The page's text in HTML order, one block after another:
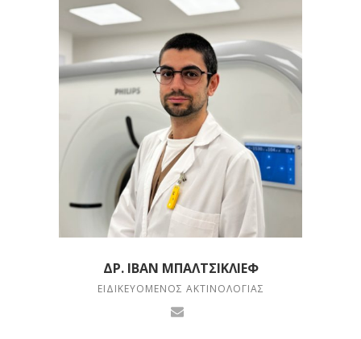
ΔΡ. ΙΒΆΝ ΜΠΑΛΤΣΙΚΛΙΈΦ
ΕΙΔΙΚΕΥΌΜΕΝΟΣ ΑΚΤΙΝΟΛΟΓΊΑΣ